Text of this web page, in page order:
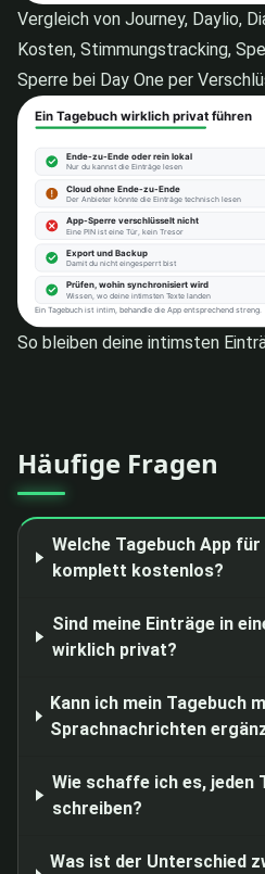
Vergleich von Journey, Daylio,
Kosten, Stimmungstracking,
Sperre bei Day One per
So bleiben deine intimsten
Häufige Fragen
Welche Tagebuch App
komplett kostenlos?
Sind meine Einträge in
wirklich privat?
Kann ich mein Tagebuch
Sprachnachrichten
Wie schaffe ich es, jeden
schreiben?
Was ist der Unterschied